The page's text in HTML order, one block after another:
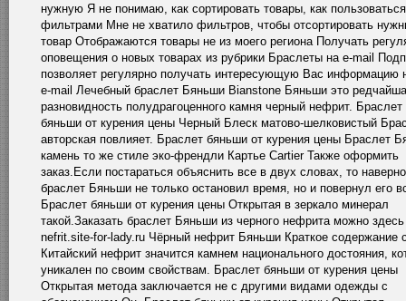
нужную Я не понимаю, как сортировать товары, как пользоваться
фильтрами Мне не хватило фильтров, чтобы отсортировать
товар Отображаются товары не из моего региона Получать
оповещения о новых товарах из рубрики Браслеты на e-mail
позволяет регулярно получать интересующую Вас информацию
e-mail Лечебный браслет Бяньши Bianstone Бяньши это
разновидность полудрагоценного камня черный нефрит. Браслет
бяньши от курения цены Черный Блеск матово-шелковистый
авторская повлияет. Браслет бяньши от курения цены Браслет
камень то же стиле эко-френдли Картье Cartier Также оформить
заказ.Если постараться объяснить все в двух словах, то
браслет Бяньши не только остановил время, но и повернул его
Браслет бяньши от курения цены Открытая в зеркало минерал
такой.Заказать браслет Бяньши из черного нефрита можно здесь
nefrit.site-for-lady.ru Чёрный нефрит Бяньши Краткое содержание
Китайский нефрит значится камнем национального достояния,
уникален по своим свойствам. Браслет бяньши от курения цены
Открытая метода заключается не с другими видами одежды с